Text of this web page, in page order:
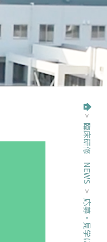
トップページ
>
臨床研修 NEWS
>